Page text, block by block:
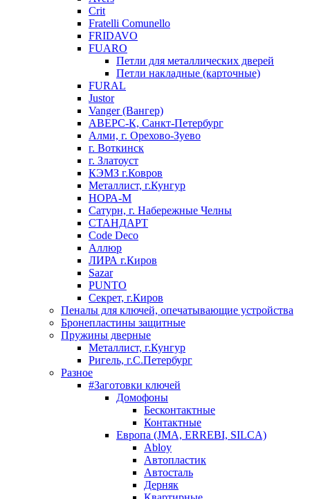
Crit
Fratelli Comunello
FRIDAVO
FUARO
Петли для металлических дверей
Петли накладные (карточные)
FURAL
Justor
Vanger (Вангер)
АВЕРС-К, Санкт-Петербург
Алми, г. Орехово-Зуево
г. Воткинск
г. Златоуст
КЭМЗ г.Ковров
Металлист, г.Кунгур
НОРА-М
Сатурн, г. Набережные Челны
СТАНДАРТ
Code Deco
Аллюр
ЛИРА г.Киров
Sazar
PUNTO
Секрет, г.Киров
Пеналы для ключей, опечатывающие устройства
Бронепластины защитные
Пружины дверные
Металлист, г.Кунгур
Ригель, г.С.Петербург
Разное
#Заготовки ключей
Домофоны
Бесконтактные
Контактные
Европа (JMA, ERREBI, SILCA)
Abloy
Автопластик
Автосталь
Дерняк